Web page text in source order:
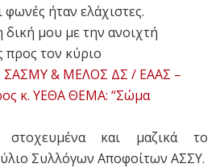
φωνές ήταν ελάχιστες.
μου με την ανοιχτή
προς τον κύριο
& ΜΕΛΟΣ ΔΣ / ΕΑΑΣ –
κ. ΥΕΘΑ ΘΕΜΑ: “Σώμα
στοχευμένα και μαζικά το
Συλλόγων Αποφοίτων ΑΣΣΥ.